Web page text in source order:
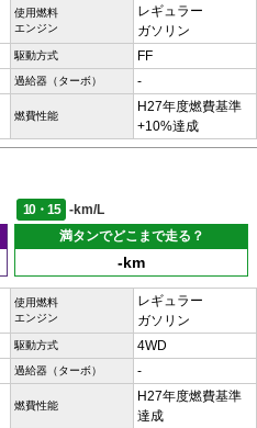
使用燃料
エンジン
レギュラー
ガソリン
駆動方式 FF
過給器（ターボ） -
燃費性能
H27年度燃費基準
+10%達成
10・15
-km/L
満タンでどこまで走る？
-km
使用燃料
エンジン
レギュラー
ガソリン
駆動方式 4WD
過給器（ターボ） -
燃費性能
H27年度燃費基準
達成